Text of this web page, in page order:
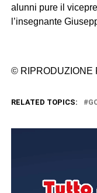
alunni pure il
l’insegnante
© RIPRODUZIONE
RELATED TOPICS: